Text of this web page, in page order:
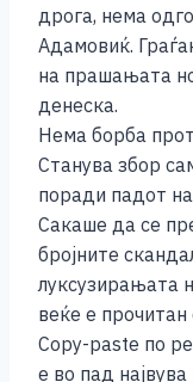
дрога, нема
Адамовиќ.
на прашањата
денеска.
Нема борба
Станува збор
поради падот
Сакаше да се
бројните
луксузирањата
веќе е прочитан
Copy-paste по
е во пад